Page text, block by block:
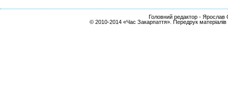
Головний редактор - Ярослав
© 2010-2014 «Час Закарпаття». Передрук